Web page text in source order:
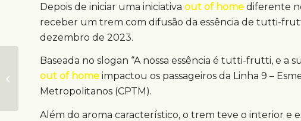
Depois de iniciar uma iniciativa out of home diferente
receber um trem com difusão da essência de tutti-
dezembro de 2023.
Baseada no slogan “A nossa essência é tutti-frutti, e a
out of home impactou os passageiros da Linha 9 –
Metropolitanos (CPTM).
Além do aroma característico, o trem teve o interior e
Painéis DOOH
viabilizam interações
e entrega de brindes